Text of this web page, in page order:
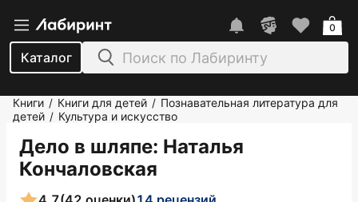
Каталог
0
Книги / Книги для детей / Познавательная литература для
детей / Культура и искусство
Дело в шляпе: Наталья
Кончаловская